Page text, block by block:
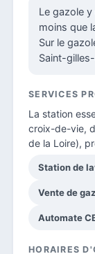
Le gazole
moins que
Sur le
Saint-
SERVICES
La station
croix-de-vie,
de la Loire),
Station de
Vente de
Automate
HORAIRES